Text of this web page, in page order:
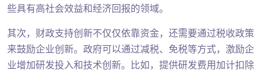
些具有高社会效益和经济回报的领域。
其次，财政支持创新不仅仅依靠资金，还需要通过税收政策
来鼓励企业创新。政府可以通过减税、免税等方式，激励企
业增加研发投入和技术创新。比如，提供研发费用加计扣除